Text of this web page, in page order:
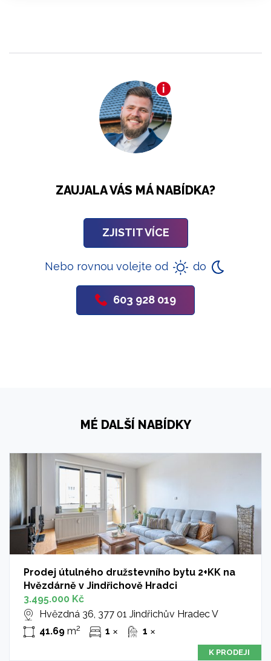
ZAUJALA VÁS MÁ NABÍDKA?
ZJISTIT VÍCE
Nebo rovnou volejte od do
603 928 019
MÉ DALŠÍ NABÍDKY
Prodej útulného družstevního bytu 2+KK na
Hvězdárně v Jindřichově Hradci
3.495.000 Kč
Hvězdná 36, 377 01 Jindřichův Hradec V
41.69m2 1 ✕ 1 ✕
K PRODEJI